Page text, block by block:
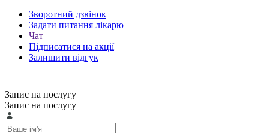
Зворотний дзвінок
Задати питання лікарю
Чат
Підписатися на акції
Залишити відгук
Запис на послугу
Запис на послугу